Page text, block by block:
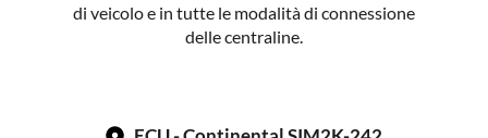
di veicolo e in tutte le modalità di connessione
delle centraline.